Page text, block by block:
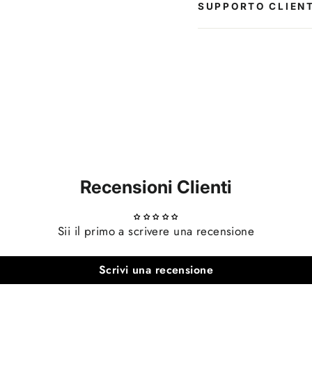
SUPPORTO
Recensioni Clienti
Sii il primo a scrivere una recensione
Scrivi una recensione